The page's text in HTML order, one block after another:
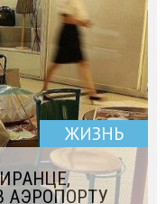
ЖИЗНЬ
АЭРОПОРТУ